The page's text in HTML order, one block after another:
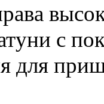
с
для